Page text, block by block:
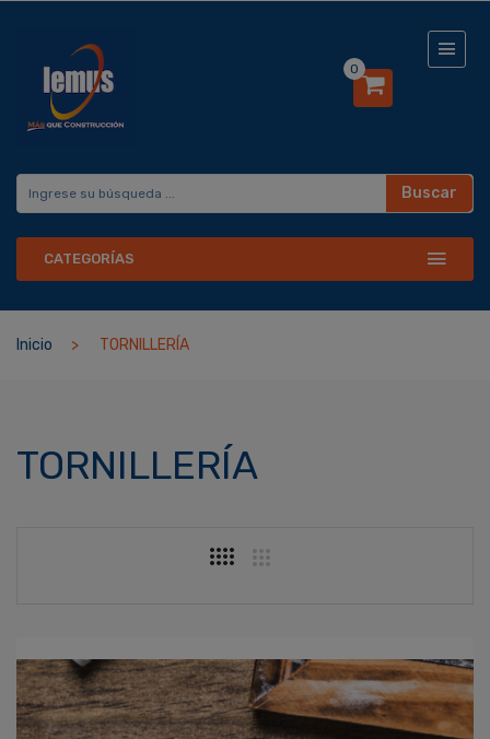
0
Buscar
CATEGORÍAS
Inicio TORNILLERÍA
TORNILLERÍA